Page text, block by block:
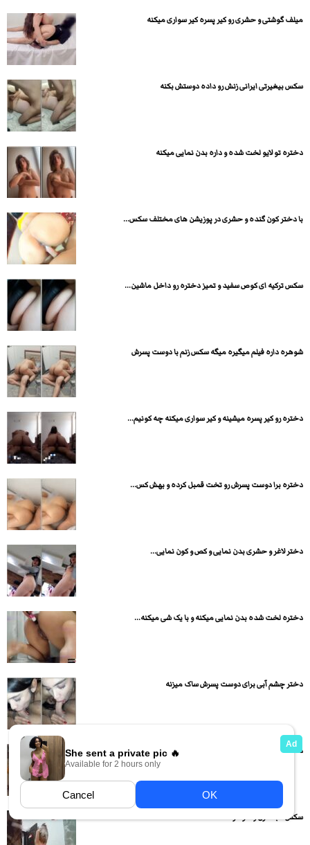
میلف گوشتی و حشری رو کیر پسره کیر سواری میکنه
سکس بیغیرتی ایرانی زنش رو داده دوستش بکنه
دختره تو لایو لخت شده و داره بدن نمایی میکنه
با دختر کون گنده و حشری در پوزیشن های مختلف سکس...
سکس ترکیه ای کوص سفید و تمیز دختره رو داخل ماشین...
شوهره داره فیلم میگیره میگه سکس زنم با دوست پسرش
دختره رو کیر پسره میشینه و کیر سواری میکنه چه کونیم...
دختره برا دوست پسرش رو تخت قمبل کرده و بهش کس...
دختر لاغر و حشری بدن نمایی و کص و کون نمایی...
دختره لخت شده بدن نمایی میکنه و با یک شی میکنه...
دختر چشم آبی برای دوست پسرش ساک میزنه
دختره لخت خوابیده و بدن نمایی و ممه نمایی میکنه
سکس شبانه زن و شوهر